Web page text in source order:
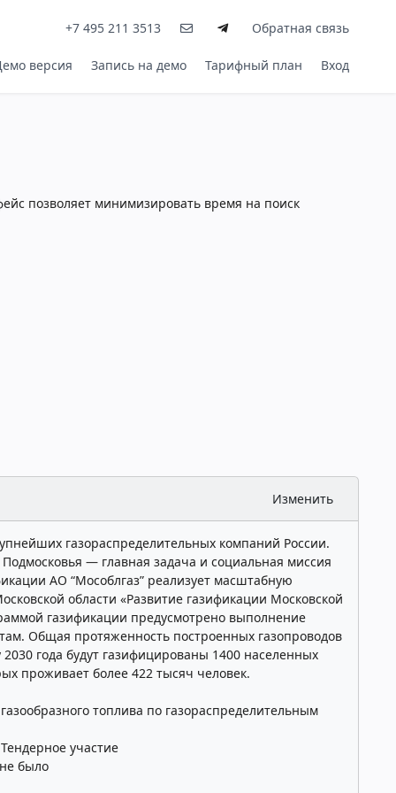
+7 495 211 3513 Обратная связь
версия Запись на демо Тарифный план Вход
позволяет минимизировать время на поиск
Изменить
газораспределительных компаний России.
— главная задача и социальная миссия
АО “Мособлгаз” реализует масштабную
области «Развитие газификации Московской
газификации предусмотрено выполнение
Общая протяженность построенных газопроводов
2030 года будут газифицированы 1400 населенных
проживает более 422 тысяч человек.
топлива по газораспределительным
Тендерное участие
было